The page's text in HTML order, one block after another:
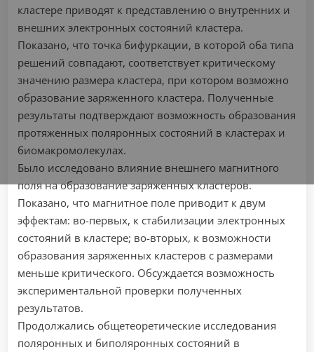
кластере приводят к представлению о внутренних и
внешних электронных состояний кластера.
Показано, что точка бифуркации, в которой оба типа
решений совпадают, соответствует критическому
значению размера кластера, при котором возможно
образование заряженного кластера. Полученные
результаты подтверждают возможность образования
протяженных поляронных состояний в кластерах и
биомакромолекулах.
Было исследовано влияние внешнего магнитного
поля на образование заряженных кластеров.
Показано, что магнитное поле приводит к двум
эффектам: во-первых, к стабилизации электронных
состояний в кластере; во-вторых, к возможности
образования заряженных кластеров с размерами
меньше критического. Обсуждается возможность
экспериментальной проверки полученных
результатов.
Продолжались общетеоретические исследования
поляронных и биполяронных состояний в